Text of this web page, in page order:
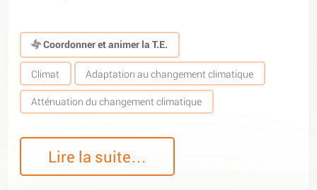
Coordonner et animer la T.E.
Climat Adaptation au changement climatique
Atténuation du changement climatique
Lire la suite…